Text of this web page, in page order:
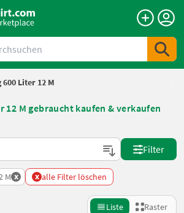
Liter 12 M
12 M gebraucht kaufen & verkaufen
sortiert
Filter
M x x alle Filter löschen
Liste Raster